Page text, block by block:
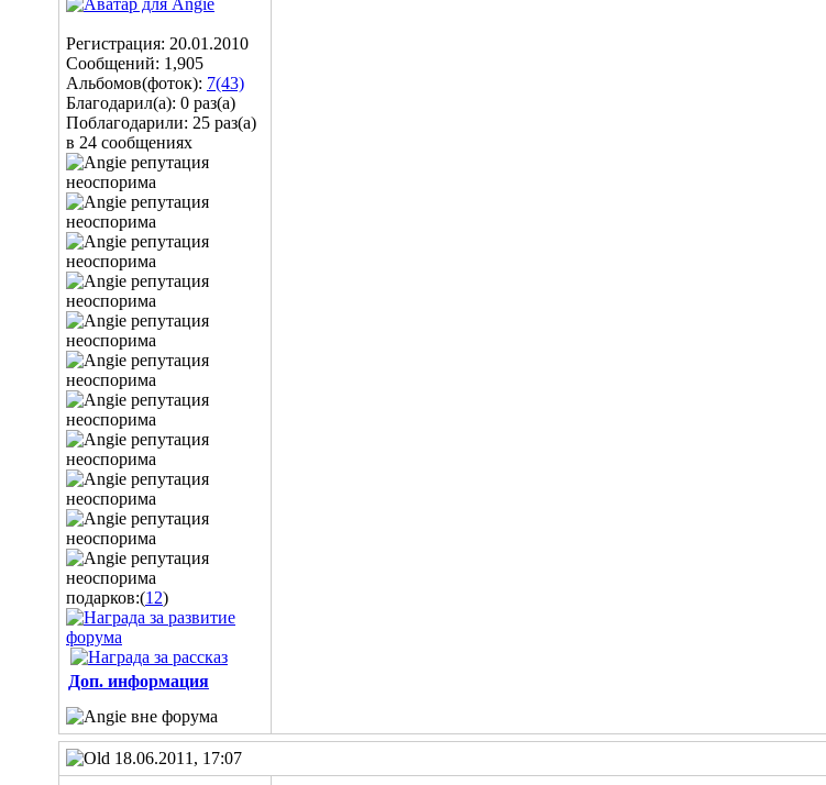
Регистрация: 20.01.2010
Сообщений: 1,905
Альбомов(фоток): 7(43)
Благодарил(а): 0 раз(а)
Поблагодарили: 25 раз(а)
в 24 сообщениях
подарков:(12)
Доп. информация
18.06.2011, 17:07